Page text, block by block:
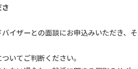
イザーとの面談にお申込みいただき、そ
いてご判断ください。